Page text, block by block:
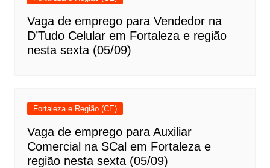
Vaga de emprego para Vendedor na
D’Tudo Celular em Fortaleza e região
nesta sexta (05/09)
Fortaleza e Região (CE)
Vaga de emprego para Auxiliar
Comercial na SCal em Fortaleza e
região nesta sexta (05/09)